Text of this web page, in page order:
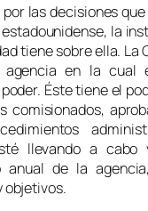
las decisiones
la
tiene sobre ella. La
en la cual
Éste tiene el
comisionados,
llevando a cabo
anual de la
objetivos.